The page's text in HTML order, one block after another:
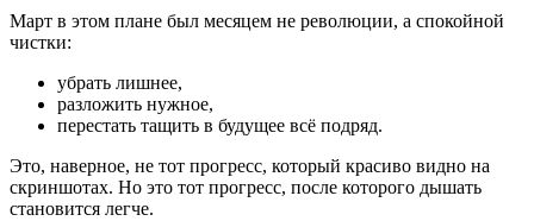
Март в этом плане был месяцем не революции, а спокойной
чистки:
убрать лишнее,
разложить нужное,
перестать тащить в будущее всё подряд.
Это, наверное, не тот прогресс, который красиво видно на
скриншотах. Но это тот прогресс, после которого дышать
становится легче.